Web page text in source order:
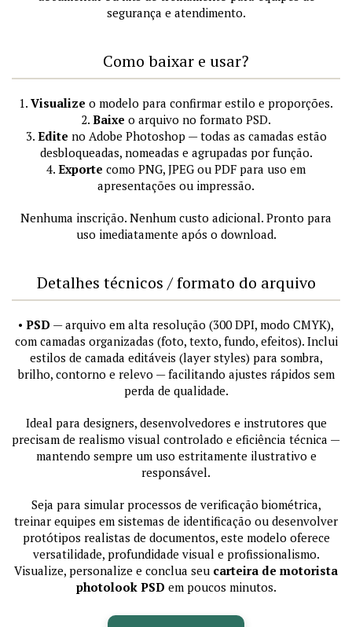
segurança e atendimento.
Como baixar e usar?
1. Visualize o modelo para confirmar estilo e proporções.
2. Baixe o arquivo no formato PSD.
3. Edite no Adobe Photoshop — todas as camadas estão
desbloqueadas, nomeadas e agrupadas por função.
4. Exporte como PNG, JPEG ou PDF para uso em
apresentações ou impressão.
Nenhuma inscrição. Nenhum custo adicional. Pronto para
uso imediatamente após o download.
Detalhes técnicos / formato do arquivo
• PSD — arquivo em alta resolução (300 DPI, modo CMYK),
com camadas organizadas (foto, texto, fundo, efeitos). Inclui
estilos de camada editáveis (layer styles) para sombra,
brilho, contorno e relevo — facilitando ajustes rápidos sem
perda de qualidade.
Ideal para designers, desenvolvedores e instrutores que
precisam de realismo visual controlado e eficiência técnica —
mantendo sempre um uso estritamente ilustrativo e
responsável.
Seja para simular processos de verificação biométrica,
treinar equipes em sistemas de identificação ou desenvolver
protótipos realistas de documentos, este modelo oferece
versatilidade, profundidade visual e profissionalismo.
Visualize, personalize e conclua seu carteira de motorista
photolook PSD em poucos minutos.